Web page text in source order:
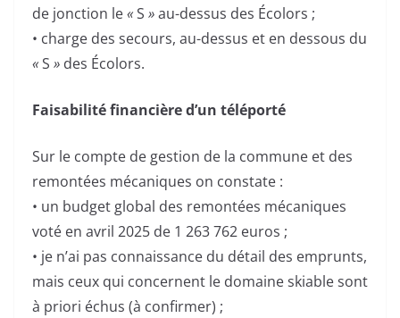
de jonction le«S »au-dessus des Écolors ;
• charge des secours, au-dessus et en dessous du
«S » des Écolors.
Faisabilité financière d’un téléporté
Sur le compte de gestion de la commune et des
remontées mécaniques on constate :
• un budget global des remontées mécaniques
voté en avril 2025 de 1 263 762 euros ;
• je n’ai pas connaissance du détail des emprunts,
mais ceux qui concernent le domaine skiable sont
à priori échus (à confirmer) ;